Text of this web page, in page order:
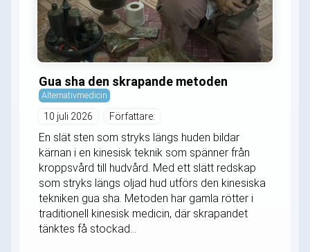
Gua sha den skrapande metoden
Alternativmedicin
10 juli 2026 Författare:
En slät sten som stryks längs huden bildar
kärnan i en kinesisk teknik som spänner från
kroppsvård till hudvård. Med ett slätt redskap
som stryks längs oljad hud utförs den kinesiska
tekniken gua sha. Metoden har gamla rötter i
traditionell kinesisk medicin, där skrapandet
tänktes få stockad...